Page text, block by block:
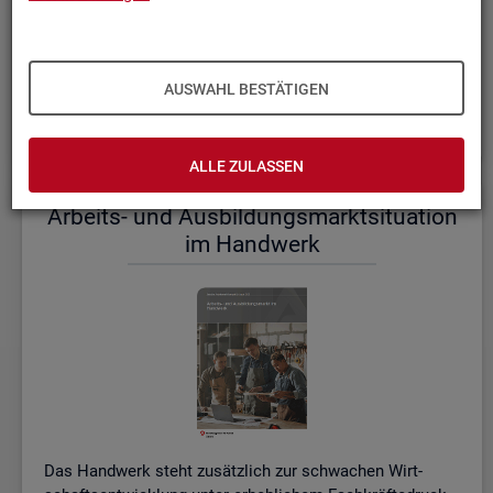
AUSWAHL BESTÄTIGEN
ALLE ZULASSEN
einem etwas er­höh­ten Ni­veau.
lich im ak­tu­el­len
Mo­nats­be­richt (PDF, 2MB)be­reit.
Ar­beits- und Aus­bil­dungs­markt­si­tua­ti­on
im Hand­werk
Das Hand­werk steht zu­sätz­lich zur schwa­chen Wirt­